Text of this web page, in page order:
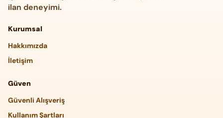
ilan deneyimi.
Kurumsal
Hakkımızda
İletişim
Güven
Güvenli Alışveriş
Kullanım Şartları